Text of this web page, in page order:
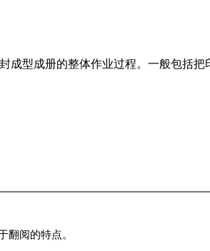
成型成册的整体作业过程。一般包括
翻阅的特点。